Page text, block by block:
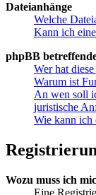
Dateianhänge
Welche
Kann ich
phpBB
Wer hat
Warum ist
An wen soll
juristische
Wie kann ich
Wozu muss ich
Eine